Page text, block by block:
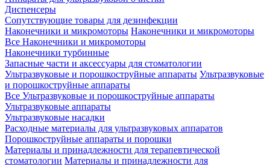
Диспенсеры
Сопутствующие товары для дезинфекции
Наконечники и микромоторы Наконечники и микромоторы
Все Наконечники и микромоторы
Наконечники турбинные
Запасные части и аксессуары для стоматологии
Ультразвуковые и порошкоструйные аппараты Ультразвуковые
и порошкоструйные аппараты
Все Ультразвуковые и порошкоструйные аппараты
Ультразвуковые аппараты
Ультразвуковые насадки
Расходные материалы для ультразвуковых аппаратов
Порошкоструйные аппараты и порошки
Материалы и принадлежности для терапевтической
стоматологии Материалы и принадлежности для